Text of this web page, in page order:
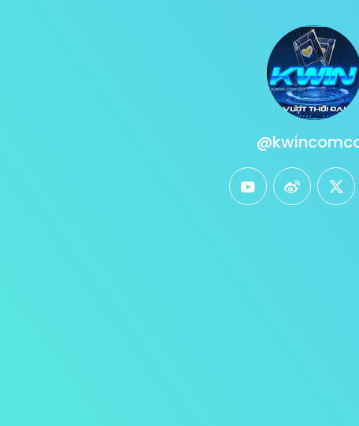
youtubeweibo